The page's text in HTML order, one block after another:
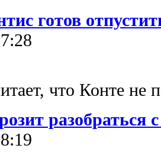
готов
что Конте не
разобраться